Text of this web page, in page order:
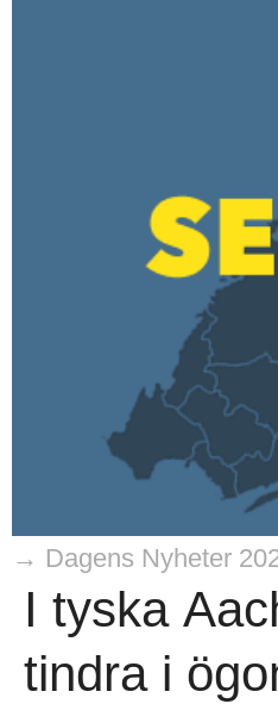
→ Dagens Nyheter
I tyska
tindra i